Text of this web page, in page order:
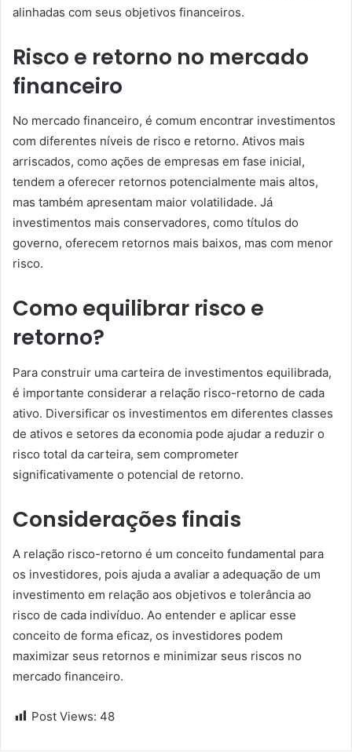
alinhadas com seus objetivos financeiros.
Risco e retorno no mercado
financeiro
No mercado financeiro, é comum encontrar investimentos
com diferentes níveis de risco e retorno. Ativos mais
arriscados, como ações de empresas em fase inicial,
tendem a oferecer retornos potencialmente mais altos,
mas também apresentam maior volatilidade. Já
investimentos mais conservadores, como títulos do
governo, oferecem retornos mais baixos, mas com menor
risco.
Como equilibrar risco e
retorno?
Para construir uma carteira de investimentos equilibrada,
é importante considerar a relação risco-retorno de cada
ativo. Diversificar os investimentos em diferentes classes
de ativos e setores da economia pode ajudar a reduzir o
risco total da carteira, sem comprometer
significativamente o potencial de retorno.
Considerações finais
A relação risco-retorno é um conceito fundamental para
os investidores, pois ajuda a avaliar a adequação de um
investimento em relação aos objetivos e tolerância ao
risco de cada indivíduo. Ao entender e aplicar esse
conceito de forma eficaz, os investidores podem
maximizar seus retornos e minimizar seus riscos no
mercado financeiro.
Post Views: 48